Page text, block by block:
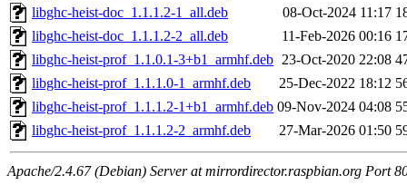
libghc-heist-doc_1.1.1.2-1_all.deb
08-Oct-2024 11:17
libghc-heist-doc_1.1.1.2-2_all.deb
11-Feb-2026 00:16
libghc-heist-prof_1.1.0.1-3+b1_armhf.deb 23-Oct-2020 22:08
libghc-heist-prof_1.1.1.0-1_armhf.deb
25-Dec-2022 18:12
libghc-heist-prof_1.1.1.2-1+b1_armhf.deb 09-Nov-2024 04:08
libghc-heist-prof_1.1.1.2-2_armhf.deb
27-Mar-2026 01:50
Apache/2.4.67 (Debian) Server at mirrordirector.raspbian.org Port